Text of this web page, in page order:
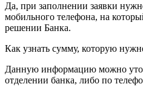
Да, при заполнении заявки
мобильного телефона, на
решении Банка.
Как узнать сумму, которую
Данную информацию можно
отделении банка, либо по